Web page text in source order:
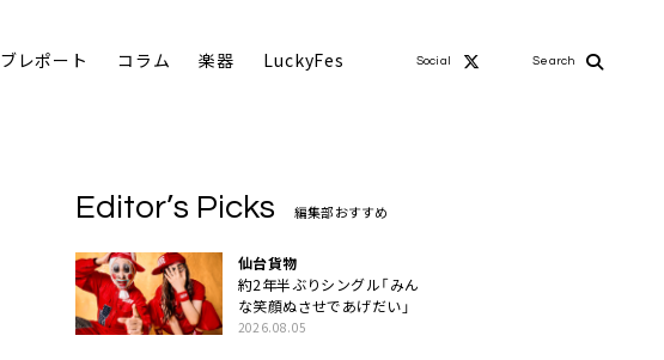
レポート コラム 楽器 LuckyFes Social Search
Editor’s Picks 編集部おすすめ
仙台貨物
約2年半ぶりシングル「みん
な笑顔ぬさせであげだい」
2026.08.05